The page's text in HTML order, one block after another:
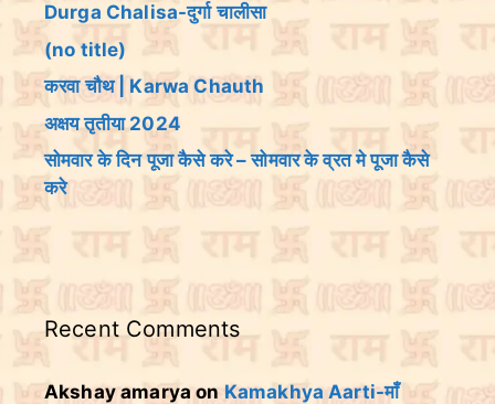
Durga Chalisa-दुर्गा चालीसा
(no title)
करवा चौथ | Karwa Chauth
अक्षय तृतीया 2024
सोमवार के दिन पूजा कैसे करे – सोमवार के व्रत मे पूजा कैसे
करे
Recent Comments
Akshay amarya on Kamakhya Aarti-माँ